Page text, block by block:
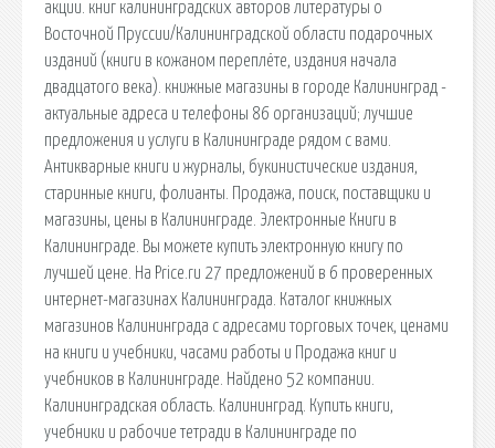
акции. книг калининградских авторов литературы о
Восточной Пруссии/Калининградской области подарочных
изданий (книги в кожаном переплёте, издания начала
двадцатого века). книжные магазины в городе Калининград -
актуальные адреса и телефоны 86 организаций; лучшие
предложения и услуги в Калининграде рядом с вами.
Антикварные книги и журналы, букинистические издания,
старинные книги, фолианты. Продажа, поиск, поставщики и
магазины, цены в Калининграде. Электронные Книги в
Калининграде. Вы можете купить электронную книгу по
лучшей цене. На Price.ru 27 предложений в 6 проверенных
интернет-магазинах Калининграда. Каталог книжных
магазинов Калининграда с адресами торговых точек, ценами
на книги и учебники, часами работы и Продажа книг и
учебников в Калининграде. Найдено 52 компании.
Калининградская область. Калининград. Купить книги,
учебники и рабочие тетради в Калининграде по